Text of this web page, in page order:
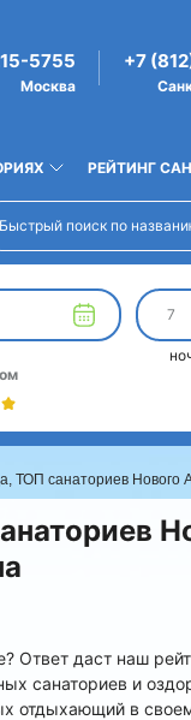
5755
Москва
+7
РЕЙТИНГ
7
ТОП санаториев Нового
Ответ даст наш
санаториев и
отдыхающий в